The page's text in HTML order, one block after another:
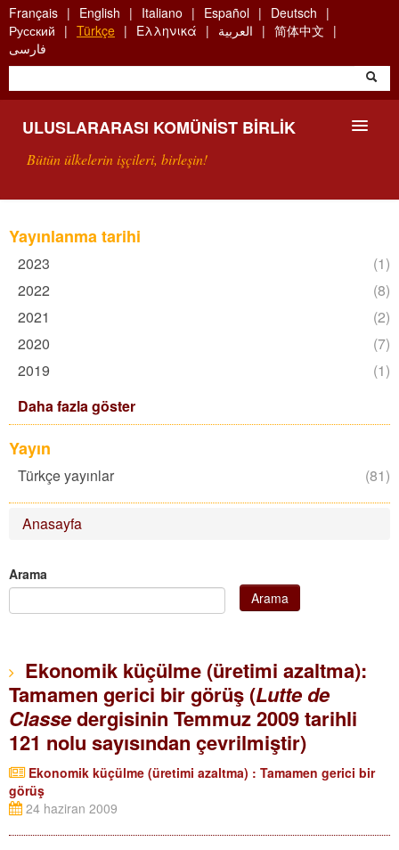
Skip
to
main
content
Français English Italiano Español
Deutsch
Русский
Türkçe Ελληνικά العربية
简体中文
فارسی
ULUSLARARASI KOMÜNIST BIRLIK
Bütün ülkelerin işçileri, birleşin!
UKB NEDIR?
ARAMA
BIZI ARA
Yayınlanma tarihi
2023 (1)
2022 (8)
2021 (2)
2020 (7)
2019 (1)
filter
Daha fazla göster
Yayın
Türkçe yayınlar (81)
Anasayfa
Arama
Arama
Ekonomik küçülme (üretimi azaltma):
Tamamen gerici bir görüş (Lutte de
Classedergisinin Temmuz 2009 tarihli
121 nolu sayısından çevrilmiştir)
Ekonomik küçülme (üretimi azaltma) : Tamamen gerici bir
görüş
24 haziran 2009